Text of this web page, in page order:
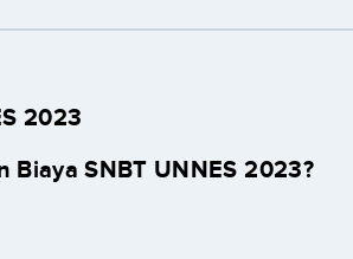
2023
SNBT UNNES 2023?